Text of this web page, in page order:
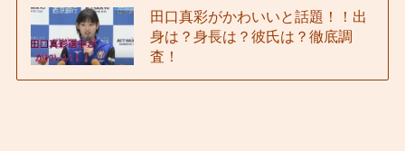
田口真彩がかわいいと話題！！出
身は？身長は？彼氏は？徹底調
査！